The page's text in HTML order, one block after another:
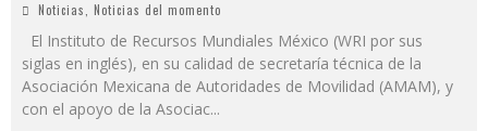
Noticias
Noticias del momento
El Instituto de Recursos Mundiales México (WRI por sus
siglas en inglés), en su calidad de secretaría técnica de la
Asociación Mexicana de Autoridades de Movilidad (AMAM), y
con el apoyo de la Asociac...